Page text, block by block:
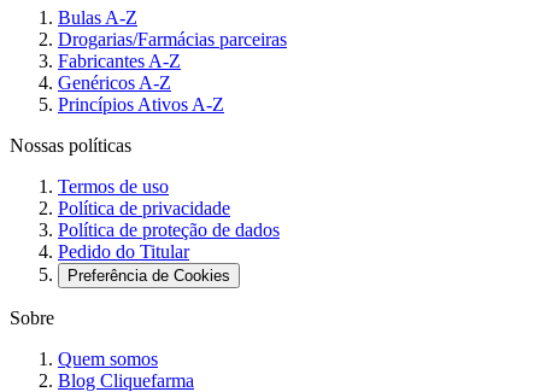
Bulas A-Z
Drogarias/Farmácias parceiras
Fabricantes A-Z
Genéricos A-Z
Princípios Ativos A-Z
Nossas políticas
Termos de uso
Política de privacidade
Política de proteção de dados
Pedido do Titular
Preferência de Cookies
Sobre
Quem somos
Blog Cliquefarma